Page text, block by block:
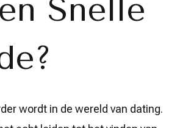
Snelle
wordt in de wereld van dating.